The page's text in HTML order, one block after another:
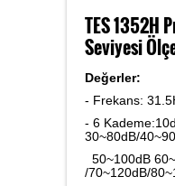
Anemometre
Kalibratör
TES 1352H
Seviyesi
Değerler:
- Frekans:
- 6
30~80dB/
50~100dB
/70~120dB/